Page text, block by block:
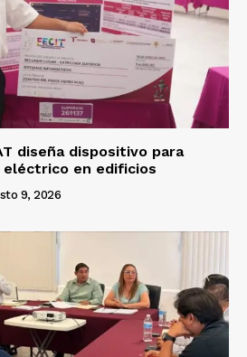
diseña dispositivo para
en edificios
9, 2026